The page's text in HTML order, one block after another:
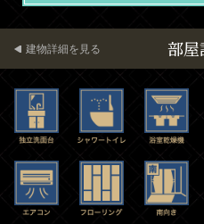
部
建物詳細を見る